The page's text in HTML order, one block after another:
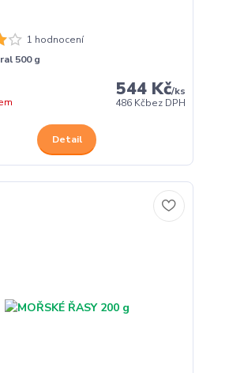
1 hodnocení
500 g
544 Kč/ks
486 Kčbez DPH
Detail